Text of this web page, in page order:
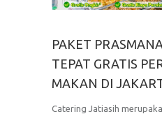
PAKET
TEPAT GRATIS
MAKAN DI
Catering Jatiasih